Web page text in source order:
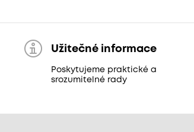
Užitečné informace
Poskytujeme praktické a
srozumitelné rady